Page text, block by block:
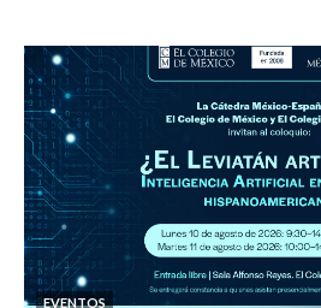
EVENTOS